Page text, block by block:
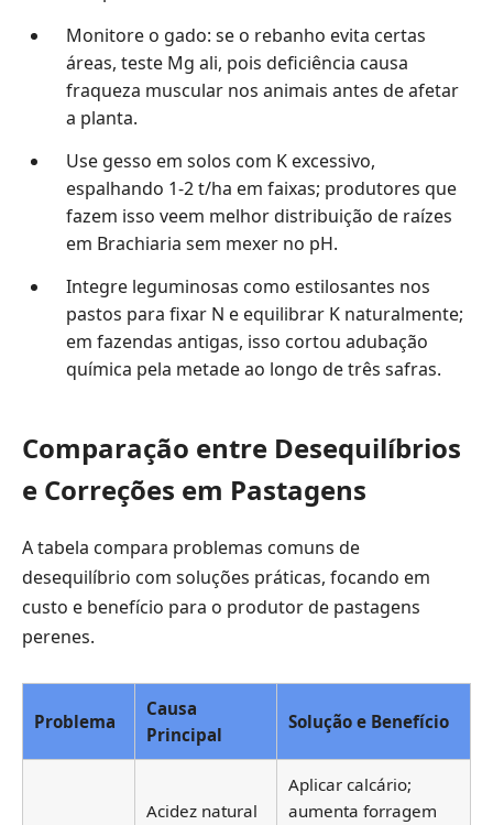
Monitore o gado: se o rebanho evita certas
áreas, teste Mg ali, pois deficiência causa
fraqueza muscular nos animais antes de afetar
a planta.
Use gesso em solos com K excessivo,
espalhando 1-2 t/ha em faixas; produtores que
fazem isso veem melhor distribuição de raízes
em Brachiaria sem mexer no pH.
Integre leguminosas como estilosantes nos
pastos para fixar N e equilibrar K naturalmente;
em fazendas antigas, isso cortou adubação
química pela metade ao longo de três safras.
Comparação entre Desequilíbrios
e Correções em Pastagens
A tabela compara problemas comuns de
desequilíbrio com soluções práticas, focando em
custo e benefício para o produtor de pastagens
perenes.
Problema
Causa
Principal
Solução e Benefício
Acidez natural
Aplicar calcário;
aumenta forragem